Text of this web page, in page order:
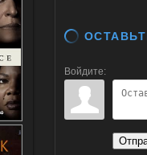
Войдите: